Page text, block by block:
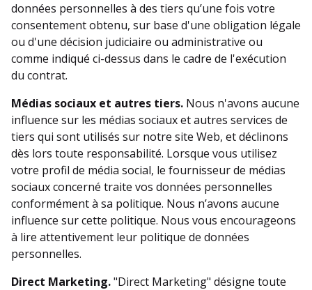
données personnelles à des tiers qu’une fois votre
consentement obtenu, sur base d'une obligation légale
ou d'une décision judiciaire ou administrative ou
comme indiqué ci-dessus dans le cadre de l'exécution
du contrat.
Médias sociaux et autres tiers. Nous n'avons aucune
influence sur les médias sociaux et autres services de
tiers qui sont utilisés sur notre site Web, et déclinons
dès lors toute responsabilité. Lorsque vous utilisez
votre profil de média social, le fournisseur de médias
sociaux concerné traite vos données personnelles
conformément à sa politique. Nous n’avons aucune
influence sur cette politique. Nous vous encourageons
à lire attentivement leur politique de données
personnelles.
Direct Marketing."Direct Marketing" désigne toute